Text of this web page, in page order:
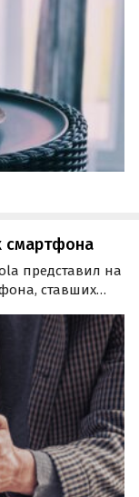
утверждает
смартфона
представил на
ставших
Ultra Это